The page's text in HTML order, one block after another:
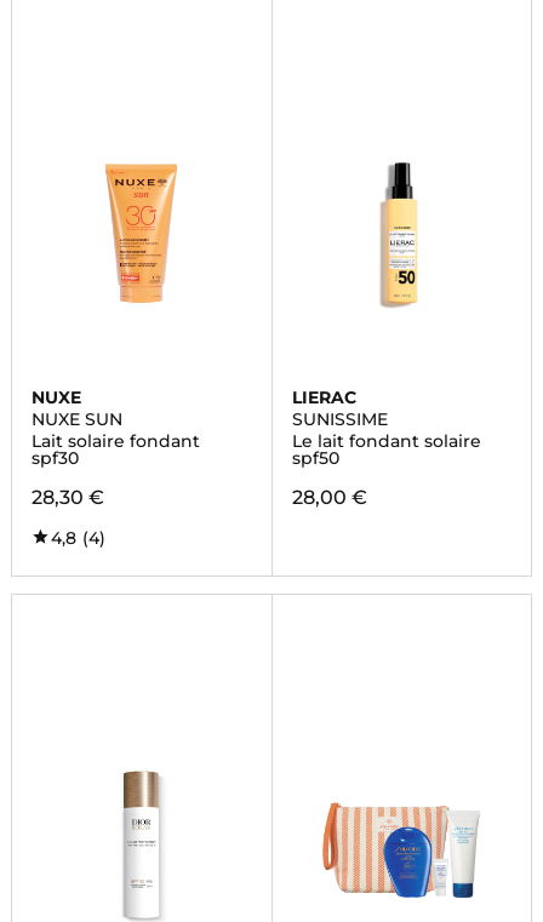
NUXE
NUXE SUN
Lait solaire fondant
spf30
28,30 €
4,8 (4)
LIERAC
SUNISSIME
Le lait fondant solaire
spf50
28,00 €